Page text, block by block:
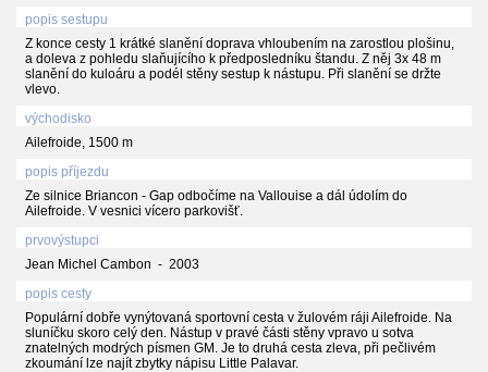
popis sestupu
Z konce cesty 1 krátké slanění doprava vhloubením na zarostlou plošinu,
a doleva z pohledu slaňujícího k předposledníku štandu. Z něj 3x 48 m
slanění do kuloáru a podél stěny sestup k nástupu. Při slanění se držte
vlevo.
východisko
Ailefroide, 1500 m
popis příjezdu
Ze silnice Briancon - Gap odbočíme na Vallouise a dál údolím do
Ailefroide. V vesnici vícero parkovišť.
prvovýstupci
Jean Michel Cambon - 2003
popis cesty
Populární dobře vynýtovaná sportovní cesta v žulovém ráji Ailefroide. Na
sluníčku skoro celý den. Nástup v pravé části stěny vpravo u sotva
znatelných modrých písmen GM. Je to druhá cesta zleva, při pečlivém
zkoumání lze najít zbytky nápisu Little Palavar.